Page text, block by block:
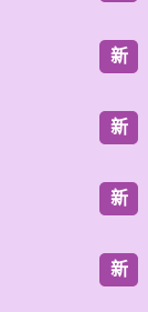
新
新
新
新